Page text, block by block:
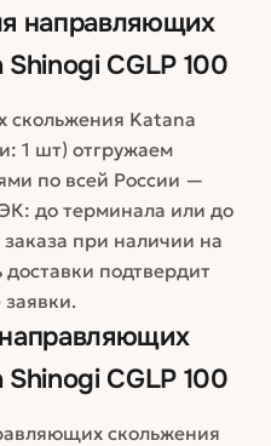
направляющих
CGLP 100
Katana
1 шт) отгружаем
по всей России —
до терминала или до
заказа при наличии на
подтвердит
CGLP 100
скольжения